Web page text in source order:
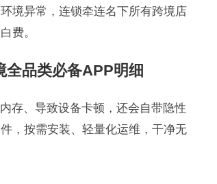
境异常，连锁牵连名下所有跨境店
费。
品类必备APP明细
存、导致设备卡顿，还会自带隐性
，按需安装、轻量化运维，干净无